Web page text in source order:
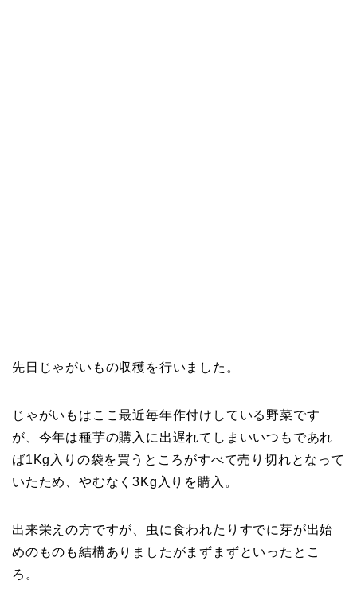
先日じゃがいもの収穫を行いました。
じゃがいもはここ最近毎年作付けしている野菜です
が、今年は種芋の購入に出遅れてしまいいつもであれ
ば1Kg入りの袋を買うところがすべて売り切れとなって
いたため、やむなく3Kg入りを購入。
出来栄えの方ですが、虫に食われたりすでに芽が出始
めのものも結構ありましたがまずまずといったとこ
ろ。